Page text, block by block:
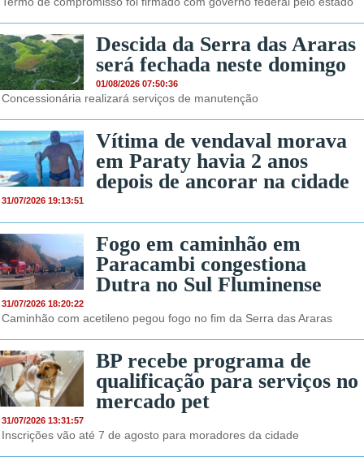
Descida da Serra das Araras
será fechada neste domingo
01/08/2026 07:50:36
Concessionária realizará serviços de manutenção
Vítima de vendaval morava
em Paraty havia 2 anos
depois de ancorar na cidade
31/07/2026 19:13:51
Fogo em caminhão em
Paracambi congestiona
Dutra no Sul Fluminense
31/07/2026 18:20:22
Caminhão com acetileno pegou fogo no fim da Serra das Araras
BP recebe programa de
qualificação para serviços no
mercado pet
31/07/2026 13:31:57
Inscrições vão até 7 de agosto para moradores da cidade